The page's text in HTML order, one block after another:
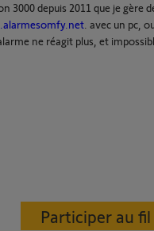
3000 depuis 2011 que je gère
. avec un pc,
ne réagit plus, et
Participer au